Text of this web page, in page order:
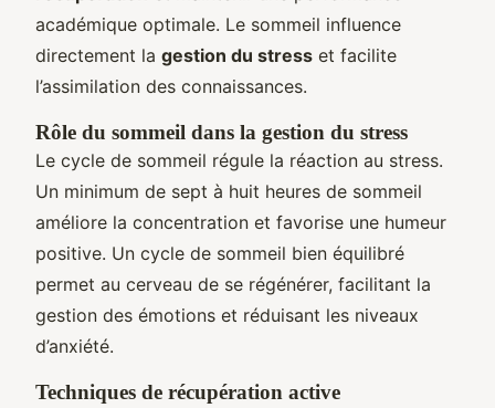
académique optimale. Le sommeil influence
directement la gestion du stress et facilite
l’assimilation des connaissances.
Rôle du sommeil dans la gestion du stress
Le cycle de sommeil régule la réaction au stress.
Un minimum de sept à huit heures de sommeil
améliore la concentration et favorise une humeur
positive. Un cycle de sommeil bien équilibré
permet au cerveau de se régénérer, facilitant la
gestion des émotions et réduisant les niveaux
d’anxiété.
Techniques de récupération active